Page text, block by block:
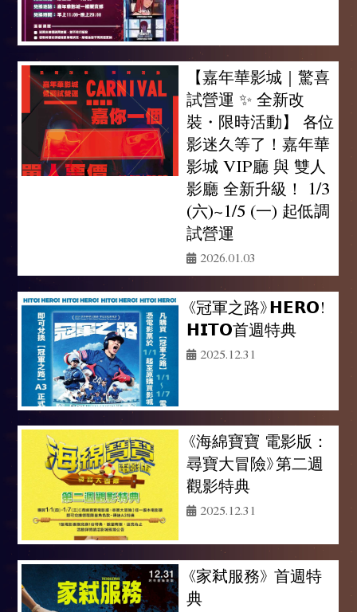
【嘉年華影城｜驚喜
試營運 ✨ 全新改
裝・限時活動】 各位
影迷久等了！嘉年華
影城 VIP廳 與 雙人
影廳 全新升級！ 1/3
(六)~1/5 (一) 起低調
試營運
2026.01.03
《冠軍之路》𝗛𝗘𝗥𝗢!
𝗛𝗜𝗧𝗢首週特典
2025.12.31
《海綿寶寶 電影版：
尋寶大冒險》第二週
觀影特典
2025.12.31
《家弒服務》 首週特
典